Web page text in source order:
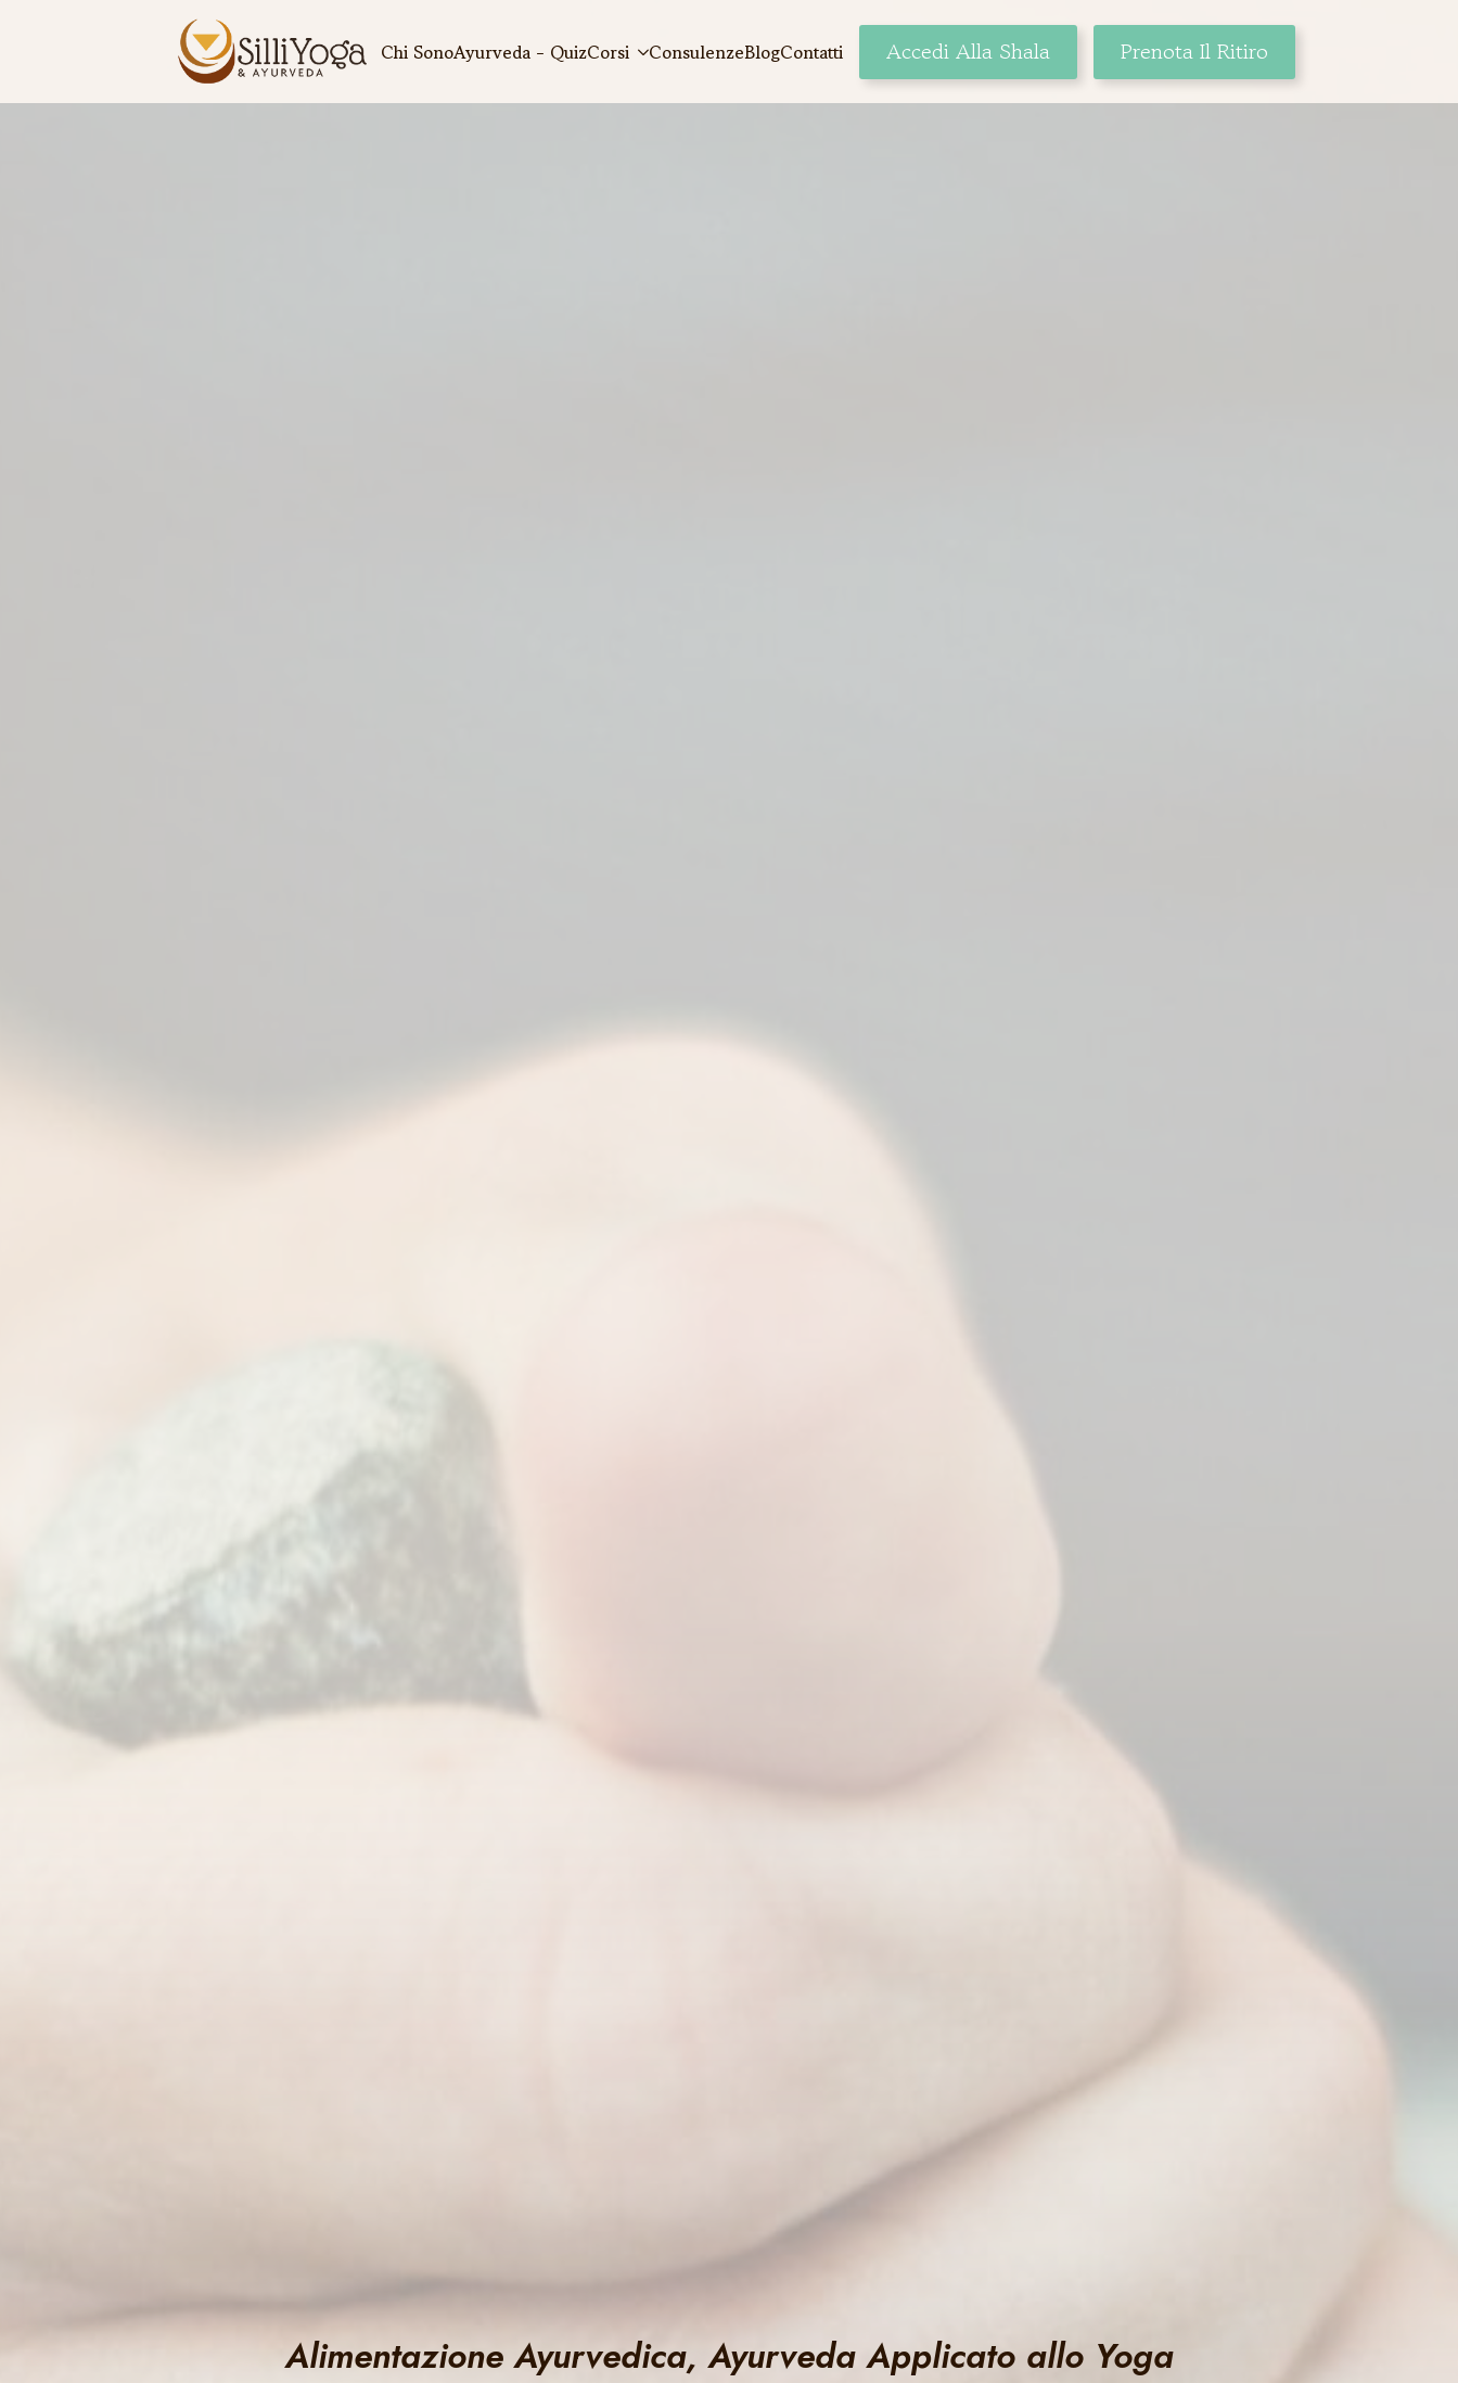
Chi SonoAyurveda - QuizCorsi ConsulenzeBlogContatti Accedi Alla Shala Prenota Il Ritiro
Alimentazione Ayurvedica, Ayurveda Applicato allo Yoga